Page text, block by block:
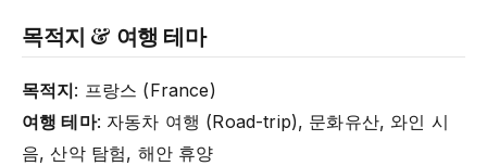
목적지 & 여행 테마
목적지: 프랑스 (France)
여행 테마: 자동차 여행 (Road-trip), 문화유산, 와인 시
음, 산악 탐험, 해안 휴양